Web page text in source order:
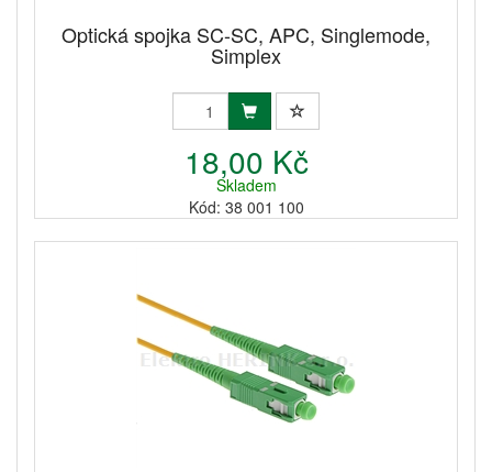
Optická spojka SC-SC, APC, Singlemode,
Simplex
18,00 Kč
Skladem
Kód: 38 001 100